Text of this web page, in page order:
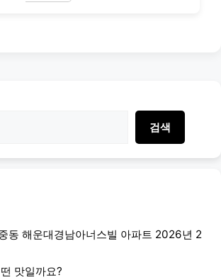
검색
동 해운대경남아너스빌 아파트 2026년 2
맛일까요?